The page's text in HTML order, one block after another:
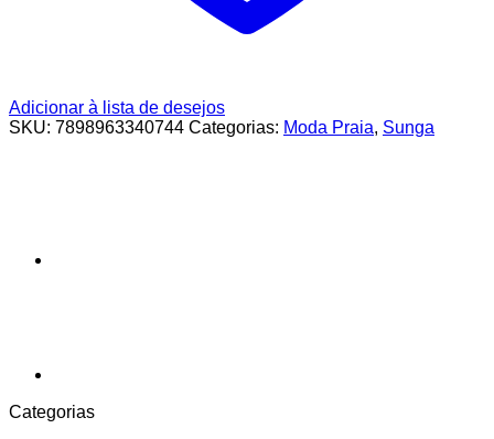
Adicionar à lista de desejos
SKU: 7898963340744 Categorias: Moda Praia, Sunga
Categorias